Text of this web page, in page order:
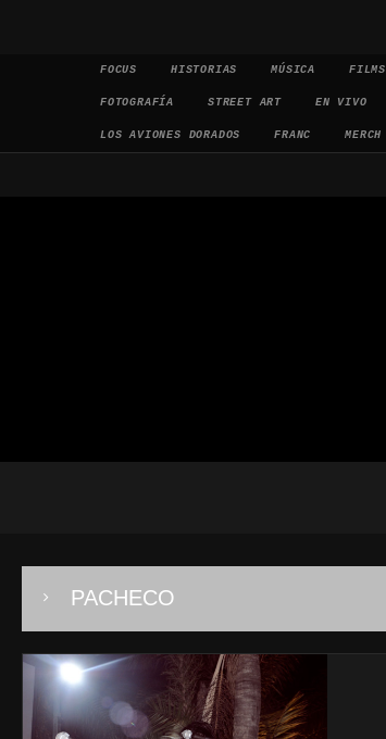
Saltar al contenido
FOCUS HISTORIAS MÚSICA FILMS
FOTOGRAFÍA STREET ART EN VIVO
LOS AVIONES DORADOS FRANC MERCH
PACHECO